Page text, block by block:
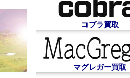
コブラ買取
マグレガー買取